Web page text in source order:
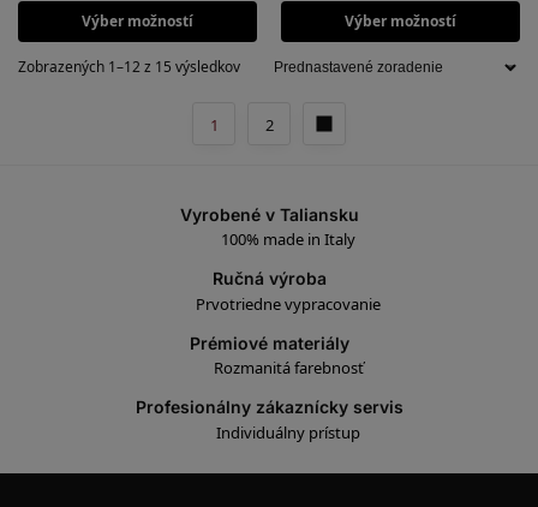
Výber možností Výber možností
Zobrazených 1–12 z 15 výsledkov
1 2
Vyrobené v Taliansku
100% made in Italy
Ručná výroba
Prvotriedne vypracovanie
Prémiové materiály
Rozmanitá farebnosť
Profesionálny zákaznícky servis
Individuálny prístup